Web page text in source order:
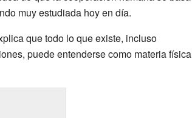
muy estudiada hoy en día.
que todo lo que existe, incluso
puede entenderse como materia física